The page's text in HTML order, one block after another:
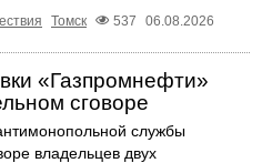
Томск 537 06.08.2026
«Газпромнефти»
сговоре
службы
владельцев двух